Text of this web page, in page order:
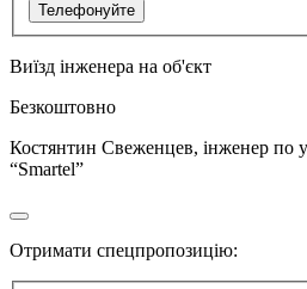
Телефонуйте
Виїзд інженера на об'єкт
Безкоштовно
Костянтин Свеженцев, інженер по
“Smartel”
Отримати спецпропозицію: